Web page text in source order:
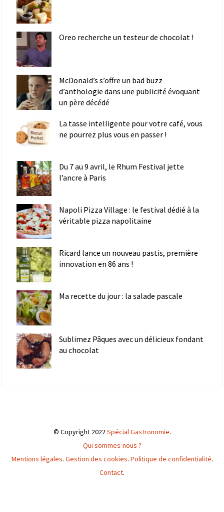
Oreo recherche un testeur de chocolat !
McDonald’s s’offre un bad buzz
d’anthologie dans une publicité évoquant
un père décédé
La tasse intelligente pour votre café, vous
ne pourrez plus vous en passer !
Du 7 au 9 avril, le Rhum Festival jette
l’ancre à Paris
Napoli Pizza Village : le festival dédié à la
véritable pizza napolitaine
Ricard lance un nouveau pastis, première
innovation en 86 ans !
Ma recette du jour : la salade pascale
Sublimez Pâques avec un délicieux fondant
au chocolat
© Copyright 2022Spécial Gastronomie.
Qui sommes-nous ?
Mentions légales. Gestion des cookies. Politique de confidentialité.
Contact.